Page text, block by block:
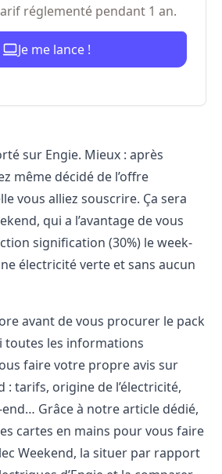
réglementé pendant 1 an.
Je me lance !
sur Engie. Mieux : après
même décidé de l’offre
vous alliez souscrire. Ça sera
qui a l’avantage de vous
signification (30%) le week-
électricité verte et sans aucun
avant de vous procurer le pack
toutes les informations
faire votre propre avis sur
: tarifs, origine de l’électricité,
Grâce à notre article dédié,
cartes en mains pour vous faire
Weekend, la situer par rapport